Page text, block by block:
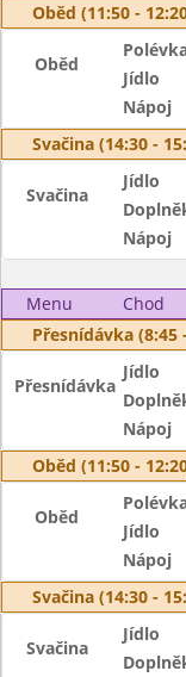
Oběd (11:50 -
Oběd
Jídlo
Nápoj
Svačina (14:30 -
Svačina
Jídlo
Nápoj
Menu Chod
Přesnídávka (8:45
Přesnídávka
Jídlo
Nápoj
Oběd (11:50 -
Oběd
Jídlo
Nápoj
Svačina (14:30 -
Svačina
Jídlo